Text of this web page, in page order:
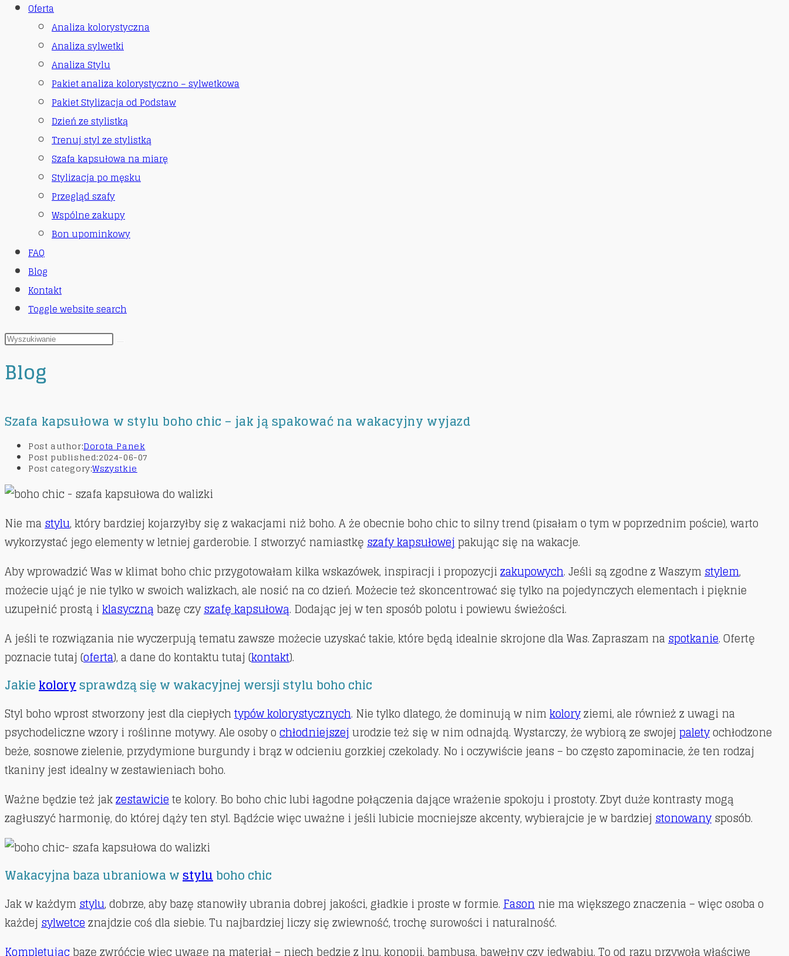
Oferta
Analiza kolorystyczna
Analiza sylwetki
Analiza Stylu
Pakiet analiza kolorystyczno – sylwetkowa
Pakiet Stylizacja od Podstaw
Dzień ze stylistką
Trenuj styl ze stylistką
Szafa kapsułowa na miarę
Stylizacja po męsku
Przegląd szafy
Wspólne zakupy
Bon upominkowy
FAQ
Blog
Kontakt
Toggle website search
Blog
Szafa kapsułowa w stylu boho chic – jak ją spakować na wakacyjny wyjazd
Post author:Dorota Panek
Post published:2024-06-07
Post category:Wszystkie
Nie mastylu, który bardziej kojarzyłby się z wakacjami niż boho. A że obecnie boho chic to silny trend (pisałam o tym w poprzednim poście), warto
wykorzystać jego elementy w letniej garderobie. I stworzyć namiastkęszafy kapsułowejpakując się na wakacje.
Aby wprowadzić Was w klimat boho chic przygotowałam kilka wskazówek, inspiracji i propozycjizakupowych. Jeśli są zgodne z Waszymstylem,
możecie ująć je nie tylko w swoich walizkach, ale nosić na co dzień. Możecie też skoncentrować się tylko na pojedynczych elementach i pięknie
uzupełnić prostą iklasycznąbazę czyszafę kapsułową. Dodając jej w ten sposób polotu i powiewu świeżości.
A jeśli te rozwiązania nie wyczerpują tematu zawsze możecie uzyskać takie, które będą idealnie skrojone dla Was. Zapraszam naspotkanie. Ofertę
poznacie tutaj (oferta), a dane do kontaktu tutaj (kontakt).
Jakiekolorysprawdzą się w wakacyjnej wersji stylu boho chic
Styl boho wprost stworzony jest dla ciepłychtypów kolorystycznych. Nie tylko dlatego, że dominują w nimkoloryziemi, ale również z uwagi na
psychodeliczne wzory i roślinne motywy. Ale osoby ochłodniejszejurodzie też się w nim odnajdą. Wystarczy, że wybiorą ze swojejpaletyochłodzone
beże, sosnowe zielenie, przydymione burgundy i brąz w odcieniu gorzkiej czekolady. No i oczywiście jeans – bo często zapominacie, że ten rodzaj
tkaniny jest idealny w zestawieniach boho.
Ważne będzie też jakzestawiciete kolory. Bo boho chic lubi łagodne połączenia dające wrażenie spokoju i prostoty. Zbyt duże kontrasty mogą
zagłuszyć harmonię, do której dąży ten styl. Bądźcie więc uważne i jeśli lubicie mocniejsze akcenty, wybierajcie je w bardziejstonowanysposób.
Wakacyjna baza ubraniowa wstyluboho chic
Jak w każdymstylu, dobrze, aby bazę stanowiły ubrania dobrej jakości, gładkie i proste w formie.Fasonnie ma większego znaczenia – więc osoba o
każdejsylwetceznajdzie coś dla siebie. Tu najbardziej liczy się zwiewność, trochę surowości i naturalność.
Kompletującbazę zwróćcie więc uwagę na materiał – niech będzie z lnu, konopii, bambusa, bawełny czy jedwabiu. To od razu przywoła właściwe